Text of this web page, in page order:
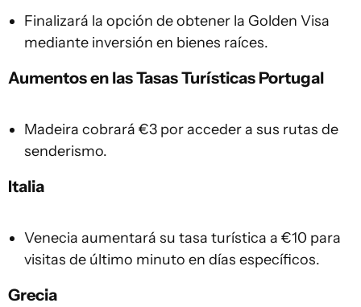
Finalizará la opción de obtener la Golden Visa
mediante inversión en bienes raíces.
Aumentos en las Tasas Turísticas Portugal
Madeira cobrará €3 por acceder a sus rutas de
senderismo.
Italia
Venecia aumentará su tasa turística a €10 para
visitas de último minuto en días específicos.
Grecia